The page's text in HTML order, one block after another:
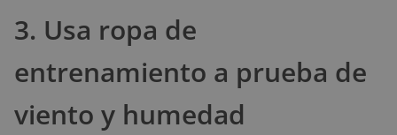
3. Usa ropa de
entrenamiento a prueba de
viento y humedad